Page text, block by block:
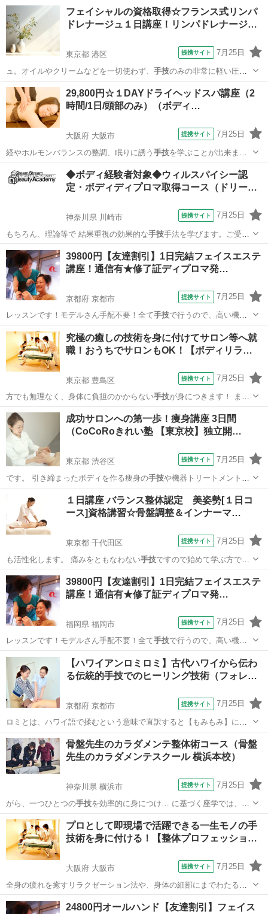
愛知 名古屋市 マッサージ
フェイシャルの資格取得☆フランス式リンパ
ドレナージュ１日講座！リンパドレナージ…
東京都 港区 提携サイト 7月25日
ュ。オイルやクリームなどを一切使わず、 手技のみの非常に軽い圧で
表層のリンパ管へア…
東京 港区 エステ
29,800円☆１DAYドライヘッドスパ講座（2
時間/1日/頭部のみ）（ボディ…
大阪府 大阪市 提携サイト 7月25日
経やホルモンバランスの整調、眠りに誘う 手技を学ぶことが出来ま
す。施術の際の注意点…
大阪 その他
◆ボディ経験者対象◆ウィルスパイシー認
定・ボディディプロマ取得コース（ドリー
神奈川県 川崎市 提携サイト 7月25日
もちろん、理論等で 結果重視の効果的な手技手法を学びます。ご受講
生様一人一人のラ…
神奈川 川崎市 マッサージ
39800円【友達割引】1日完結フェイスエステ
講座！通信有★修了証ディプロマ発…
京都府 京都市 提携サイト 7月25日
レッスンです！モデルさん手配不要！全て手技で行うので、高い機械
を購入する必要は一…
京都 京都市 エステ
究極の癒しの技術を身に付けてサロン等へ就
職！おうちでサロンもOK！【ボディリラ…
東京都 豊島区 提携サイト 7月25日
方でも無理なく、身体に負担のかからない手技が身につきます！ ま
た、実技・講義とも…
東京 豊島区 その他
成功サロンへの第一歩！痩身講座 3日間
（CoCoRoきれい塾 【東京校】独立開…
東京都 渋谷区 提携サイト 7月25日
です。 引き締まったボディを作る痩身の手技や機器トリートメントが
学べる講座です。… エステ
１日講座 バランス整体認定 美姿勢[１日コ
ース]資格講習☆骨盤調整＆インナーマ…
東京都 千代田区 提携サイト 7月25日
も活性化します。 痛みをともなわない手技ですので始めて学ぶ方でも
安心して習得で…
東京 千代田区 整体
39800円【友達割引】1日完結フェイスエステ
講座！通信有★修了証ディプロマ発…
福岡県 福岡市 提携サイト 7月25日
レッスンです！モデルさん手配不要！全て手技で行うので、高い機械
を購入する必要は一…
福岡 福岡市 エステ
【ハワイアンロミロミ】古代ハワイから伝わ
る伝統的手技でのヒーリング技術（フォレ…
京都府 京都市 提携サイト 7月25日
ロミとは、ハワイ語で揉むという意味で直訳すると【もみもみ】にな
ります。フラダンスを踊るようにてのひらと二の腕でリズミカルに、
柔らかく、時には力強くマッサージするのが特徴的です。自然界から
のマナ（気）が低迷しているところに癒し...
京都 京都市 マッサージ
骨盤先生のカラダメンテ整体術コース（骨盤
先生のカラダメンテスクール 横浜本校）
神奈川県 横浜市 提携サイト 7月25日
がら、一つひとつの手技を効率的に身につけ… に基づく座学では、 手
技を深く支えるしくみ…
神奈川 横浜市
プロとして即現場で活躍できる一生モノの手
技術を身に付ける！【整体プロフェッショ…
大阪府 大阪市 提携サイト 7月25日
全身の疲れを癒すリラクゼーション法や、身体の細部にまでわたる整
体施術法。さらに各部位のストレッチ法まで整体のプロ技術を習得！
また講義では基礎解剖学や生理学等、プロの整体師として即戦力で活
大阪 大阪市 整体
24800円オールハンド【友達割引】フェイス